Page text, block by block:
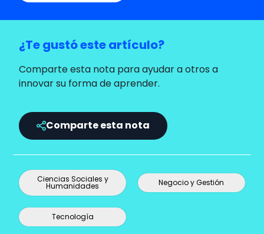
¿Te gustó este artículo?
Comparte esta nota para ayudar a otros a
innovar su forma de aprender.
Comparte esta nota
Ciencias Sociales y
Humanidades Negocio y Gestión
Tecnología